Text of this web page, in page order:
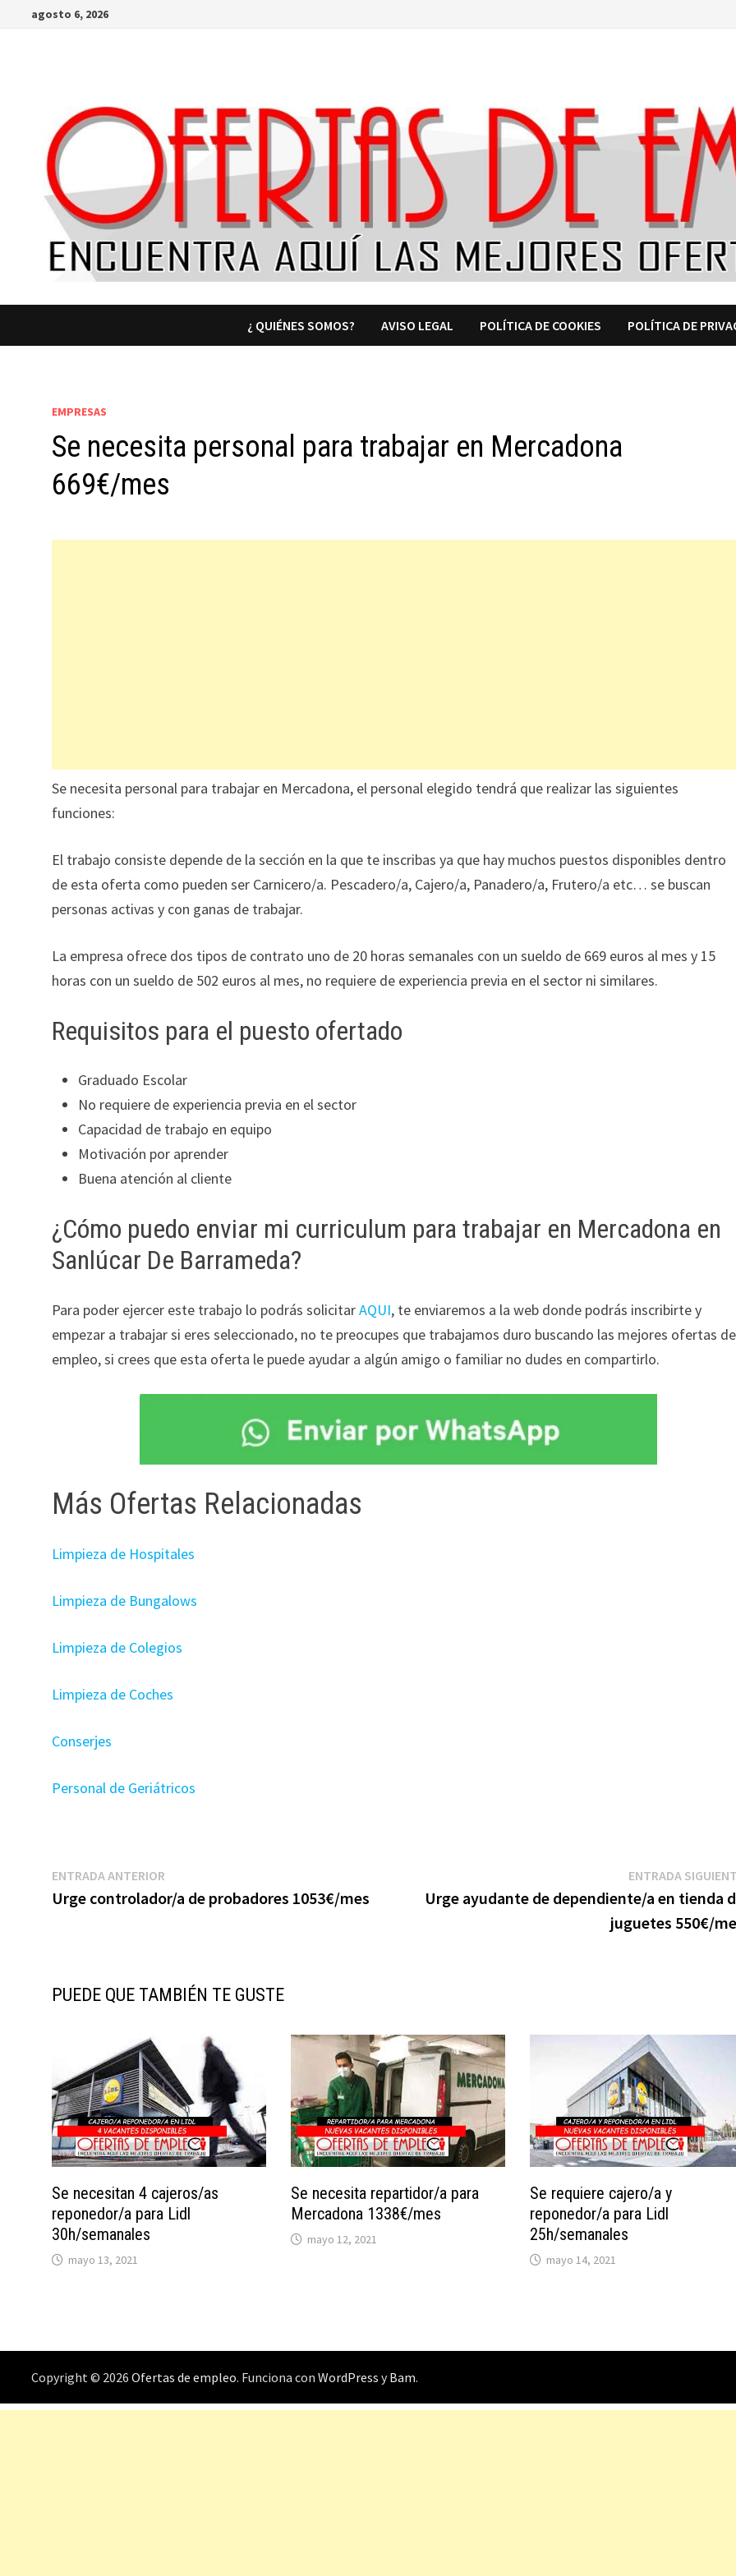
Saltaragosto 6, 2026
¿ QUIÉNES SOMOS? AVISO LEGAL POLÍTICA DE COOKIES POLÍTICA DE
EMPRESAS
Se necesita personal para trabajar en Mercadona
669€/mes
Se necesita personal para trabajar en Mercadona, el personal elegido tendrá que realizar las siguientes
funciones:
El trabajo consiste depende de la sección en la que te inscribas ya que hay muchos puestos disponibles dentro
de esta oferta como pueden ser Carnicero/a. Pescadero/a, Cajero/a, Panadero/a, Frutero/a etc… se buscan
personas activas y con ganas de trabajar.
La empresa ofrece dos tipos de contrato uno de 20 horas semanales con un sueldo de 669 euros al mes y 15
horas con un sueldo de 502 euros al mes, no requiere de experiencia previa en el sector ni similares.
Requisitos para el puesto ofertado
Graduado Escolar
No requiere de experiencia previa en el sector
Capacidad de trabajo en equipo
Motivación por aprender
Buena atención al cliente
¿Cómo puedo enviar mi curriculum para trabajar en Mercadona en
Sanlúcar De Barrameda?
Para poder ejercer este trabajo lo podrás solicitarAQUI, te enviaremos a la web donde podrás inscribirte y
empezar a trabajar si eres seleccionado, no te preocupes que trabajamos duro buscando las mejores ofertas de
empleo, si crees que esta oferta le puede ayudar a algún amigo o familiar no dudes en compartirlo.
Más Ofertas Relacionadas
Limpieza de Hospitales
Limpieza de Bungalows
Limpieza de Colegios
Limpieza de Coches
Conserjes
Personal de Geriátricos
Navegación
de
ENTRADA ANTERIOR
anterior:
Urge controlador/a de probadores 1053€/mes
ENTRADA
Urge ayudante de dependiente/a en tienda
juguetes 550€/
PUEDE QUE TAMBIÉN TE GUSTE
Se necesitan 4 cajeros/as
reponedor/a para Lidl
30h/semanales
mayo 13, 2021
Se necesita repartidor/a para
Mercadona 1338€/mes
mayo 12, 2021
Se requiere cajero/a y
reponedor/a para Lidl
25h/semanales
mayo 14, 2021
Copyright © 2026Ofertas de empleo. Funciona conWordPress yBam.